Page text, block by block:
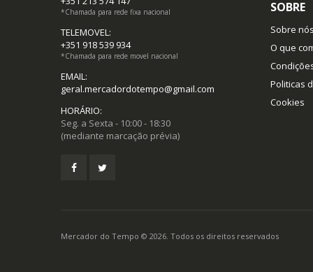
*Chamada para rede fixa nacional
TELEMOVEL:
+351 918 539 934
*Chamada para rede movel nacional
EMAIL:
geral.mercadordotempo@gmail.com
HORÁRIO:
Seg. a Sexta - 10:00 - 18:30
(mediante marcação prévia)
SOBRE
Sobre nós
O que
Politicas
Cookies
Mercador do Tempo © 2026. Todos os direitos reservados